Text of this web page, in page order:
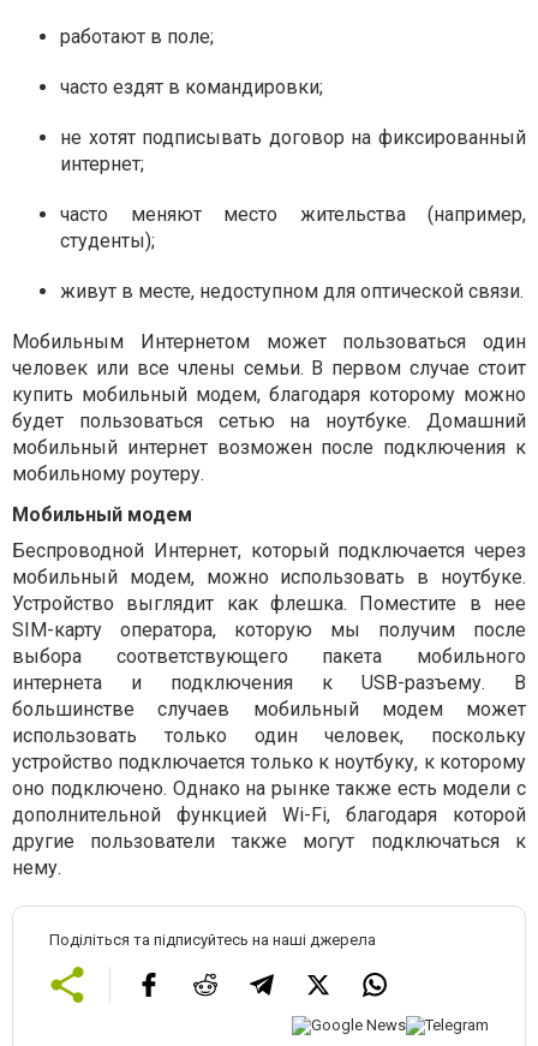
работают в поле;
часто ездят в командировки;
не хотят подписывать договор на фиксированный
интернет;
часто меняют место жительства (например,
студенты);
живут в месте, недоступном для оптической связи.
Мобильным Интернетом может пользоваться один
человек или все члены семьи. В первом случае стоит
купить мобильный модем, благодаря которому можно
будет пользоваться сетью на ноутбуке. Домашний
мобильный интернет возможен после подключения к
мобильному роутеру.
Мобильный модем
Беспроводной Интернет, который подключается через
мобильный модем, можно использовать в ноутбуке.
Устройство выглядит как флешка. Поместите в нее
SIM-карту оператора, которую мы получим после
выбора соответствующего пакета мобильного
интернета и подключения к USB-разъему. В
большинстве случаев мобильный модем может
использовать только один человек, поскольку
устройство подключается только к ноутбуку, к которому
оно подключено. Однако на рынке также есть модели с
дополнительной функцией Wi-Fi, благодаря которой
другие пользователи также могут подключаться к
нему.
Поділіться та підписуйтесь на наші джерела